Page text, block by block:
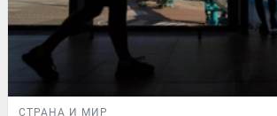
СТРАНА И МИР